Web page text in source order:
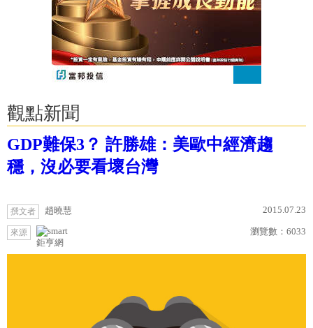
觀點新聞
GDP難保3？ 許勝雄：美歐中經濟趨
穩，沒必要看壞台灣
撰文者 趙曉慧 2015.07.23
來源
鉅亨網
瀏覽數： 6033